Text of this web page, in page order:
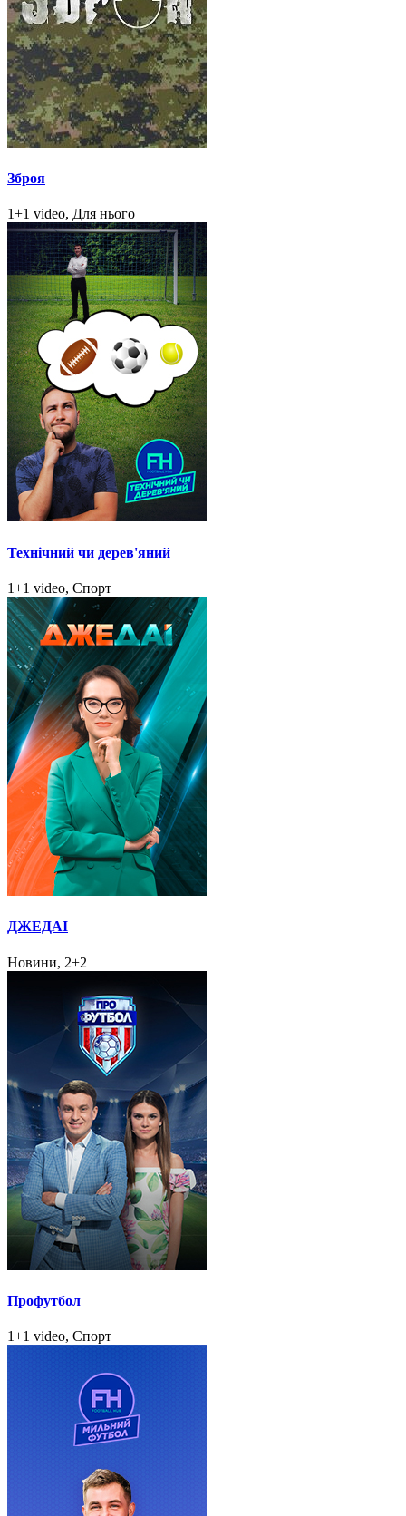
Зброя
1+1 video, Для нього
Технічний чи дерев'яний
1+1 video, Спорт
ДЖЕДАІ
Новини, 2+2
Профутбол
1+1 video, Спорт